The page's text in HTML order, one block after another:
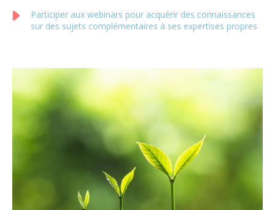
Participer aux webinars pour acquérir des connaissances
sur des sujets complémentaires à ses expertises propres